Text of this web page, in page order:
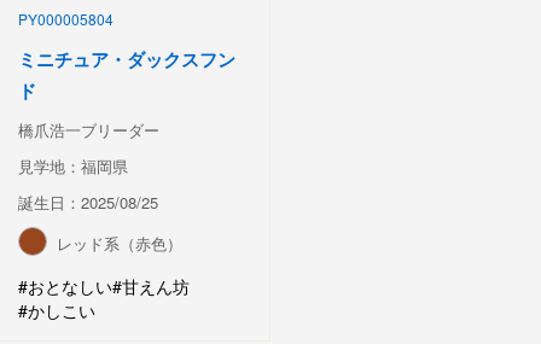
PY000005804
ミニチュア・ダックスフン
ド
橋爪浩一ブリーダー
見学地：福岡県
誕生日：2025/08/25
レッド系（赤色）
#おとなしい#甘えん坊
#かしこい